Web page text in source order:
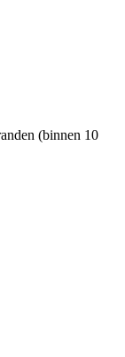
(binnen 10